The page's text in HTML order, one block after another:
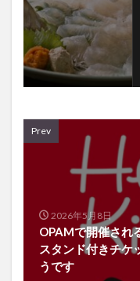
Prev
2026年5月8日
OPAMで開催され
スタンド付きチケ
うです